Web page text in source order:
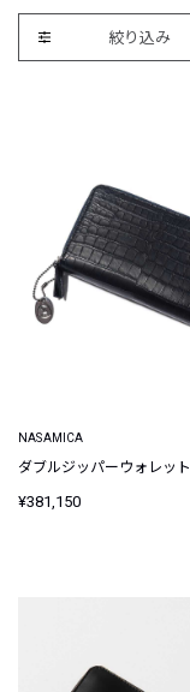
絞り込み
NASAMICA
ダブルジッパーウォレット
¥381,150